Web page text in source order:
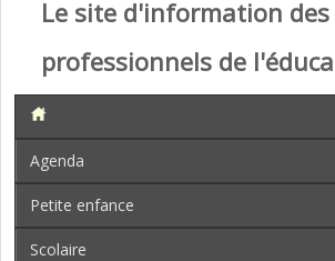
Le site d'information des
professionnels de
Agenda
Petite enfance
Scolaire